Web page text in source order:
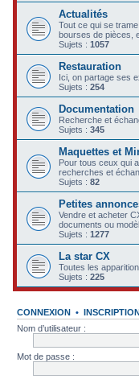
Actualités
Tout ce qui se
bourses de pièces,
Sujets :1057
Restauration
Ici, on partage ses
Sujets :254
Documentation
Recherche et
Sujets :345
Maquettes et
Pour tous ceux qui
recherches et
Sujets :82
Petites
Vendre et acheter
documents ou
Sujets :1277
La star CX
Toutes les
Sujets :225
CONNEXION •
Nom d’utilisateur :
Mot de passe :